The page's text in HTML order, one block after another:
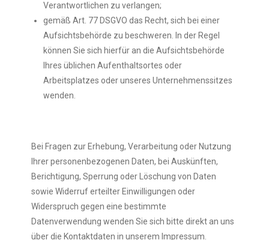
Verantwortlichen zu verlangen;
gemäß Art. 77 DSGVO das Recht, sich bei einer
Aufsichtsbehörde zu beschweren. In der Regel
können Sie sich hierfür an die Aufsichtsbehörde
Ihres üblichen Aufenthaltsortes oder
Arbeitsplatzes oder unseres Unternehmenssitzes
wenden.
Bei Fragen zur Erhebung, Verarbeitung oder Nutzung
Ihrer personenbezogenen Daten, bei Auskünften,
Berichtigung, Sperrung oder Löschung von Daten
sowie Widerruf erteilter Einwilligungen oder
Widerspruch gegen eine bestimmte
Datenverwendung wenden Sie sich bitte direkt an uns
über die Kontaktdaten in unserem Impressum.